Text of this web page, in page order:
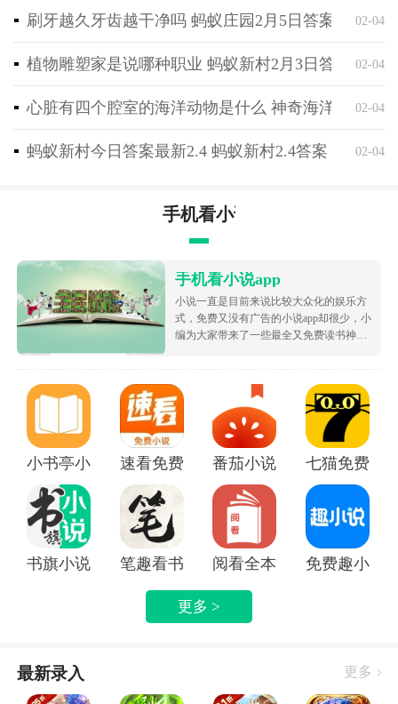
些任务获得丰厚的奖励。任务的多样性让玩家能够有更
多选择和挑战，同时也可以为角色的发展提供更多的机
4、强调耐心和毅力的重要性，需要参与游戏中各类活
力，逐步打造出一支强大的冒险队伍，应对更高级的挑
刷牙越久牙齿越干净吗 蚂蚁庄园2月5日答案最新02-04
植物雕塑家是说哪种职业 蚂蚁新村2月3日答案最新
02-04
心脏有四个腔室的海洋动物是什么 神奇海洋2月4日
02-04
蚂蚁新村今日答案最新2.4 蚂蚁新村2.4答案 02-04
手机看小说app
手机看小说app
小说一直是目前来说比较大众化的娱乐方
式，免费又没有广告的小说app却很少，小
编为大家带来了一些最全又免费读书神
小说资源，都很根据市场受欢迎的热度为
大家排序的哦，致力于带给大家好用的追
书软件！
小书亭小说 速看免费小说app番茄小说免费版下载安装
七猫免费阅
书旗小说APP笔趣看书小说app阅看全本免费小说APP
免费趣小说
更多 >
最新录入 更多